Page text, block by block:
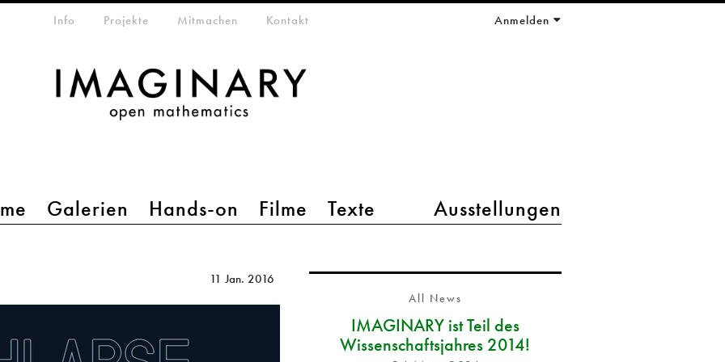
Galerien Hands-on Filme Texte Ausstellungen
Info Projekte Mitmachen Kontakt Anmelden
11 Jan. 2016
All News
IMAGINARY ist Teil des
Wissenschaftsjahres 2014!